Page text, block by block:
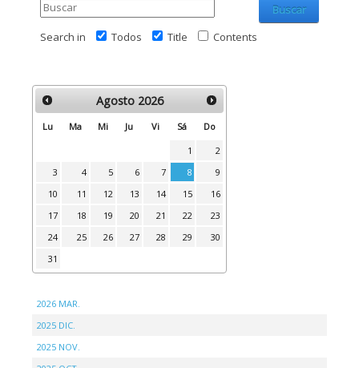
Buscar
Search in
Todos Title Contents
Agosto 2026
Lu Ma Mi Ju Vi Sá Do
1
2
3
4 5 6 7 8
9
10
11 12 13 14 15
16
17
18 19 20 21 22
23
24
25 26 27 28 29
30
31
2026 MAR.
2025 DIC.
2025 NOV.